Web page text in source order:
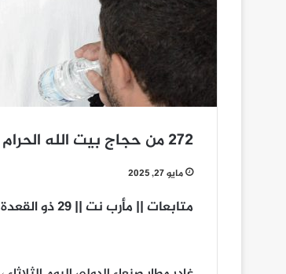
272 من حجاج بيت الله الحرام يغادرون عبر مطار صنعاء
مايو 27, 2025
متابعات || مأرب نت || 29 ذو القعدة 1446_ه‍ـ